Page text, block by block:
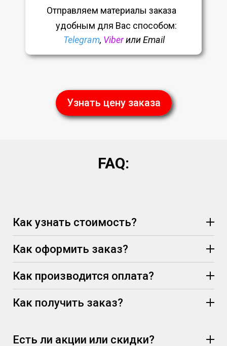
Отправляем материалы заказа
удобным для Вас способом:
Telegram, Viberили Email
Узнать цену заказа
FAQ:
Как узнать стоимость?
Как оформить заказ?
Как производится оплата?
Как получить заказ?
Есть ли акции или скидки?